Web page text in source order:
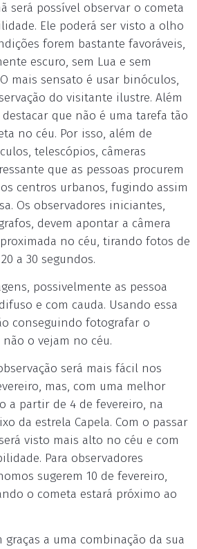
será possível observar o cometa
Ele poderá ser visto a olho
forem bastante favoráveis,
escuro, sem Lua e sem
mais sensato é usar binóculos,
do visitante ilustre. Além
que não é uma tarefa tão
no céu. Por isso, além de
telescópios, câmeras
que as pessoas procurem
centros urbanos, fugindo assim
Os observadores iniciantes,
devem apontar a câmera
no céu, tirando fotos de
a 30 segundos.
possivelmente as pessoa
e com cauda. Usando essa
conseguindo fotografar o
o vejam no céu.
será mais fácil nos
mas, com uma melhor
a partir de 4 de fevereiro, na
da estrela Capela. Com o passar
visto mais alto no céu e com
Para observadores
sugerem 10 de fevereiro,
o cometa estará próximo ao
a uma combinação da sua